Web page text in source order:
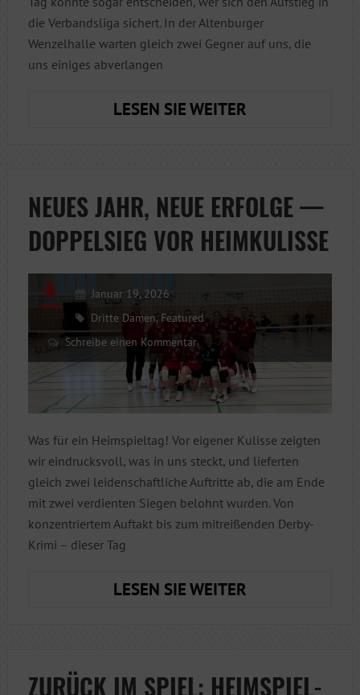
die Verbandsliga sichert. In der Altenburger
Wenzelhalle warten gleich zwei Gegner auf uns, die
uns einiges abverlangen
LESEN SIE WEITERDAMEN
–
IN
ALTENBURG
NEUES JAHR, NEUE ERFOLGE —
DOPPELSIEG VOR HEIMKULISSE
Januar 19, 2026
Dritte Damen, Featured
Schreibe einen Kommentar
Was für ein Heimspieltag! Vor eigener Kulisse zeigten
wir eindrucksvoll, was in uns steckt, und lieferten
gleich zwei leidenschaftliche Auftritte ab, die am Ende
mit zwei verdienten Siegen belohnt wurden. Von
konzentriertem Auftakt bis zum mitreißenden Derby-
Krimi – dieser Tag
LESEN SIE WEITERNEUES
—
ZURÜCK IM SPIEL: HEIMSPIEL-